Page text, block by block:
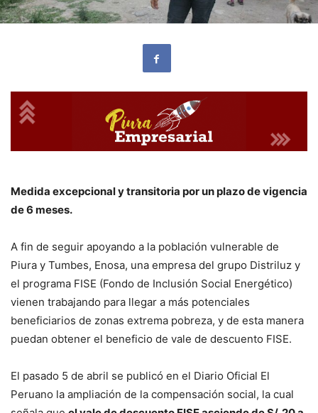
Medida excepcional y transitoria por un plazo de vigencia
de 6 meses.
A fin de seguir apoyando a la población vulnerable de
Piura y Tumbes, Enosa, una empresa del grupo Distriluz y
el programa FISE (Fondo de Inclusión Social Energético)
vienen trabajando para llegar a más potenciales
beneficiarios de zonas extrema pobreza, y de esta manera
puedan obtener el beneficio de vale de descuento FISE.
El pasado 5 de abril se publicó en el Diario Oficial El
Peruano la ampliación de la compensación social, la cual